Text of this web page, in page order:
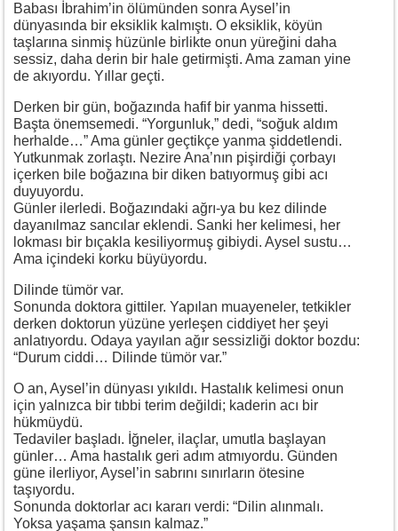
Babası İbrahim’in ölümünden sonra Aysel’in
dünyasında bir eksiklik kalmıştı. O eksiklik, köyün
taşlarına sinmiş hüzünle birlikte onun yüreğini daha
sessiz, daha derin bir hale getirmişti. Ama zaman yine
de akıyordu. Yıllar geçti.
Derken bir gün, boğazında hafif bir yanma hissetti.
Başta önemsemedi. “Yorgunluk,” dedi, “soğuk aldım
herhalde…” Ama günler geçtikçe yanma şiddetlendi.
Yutkunmak zorlaştı. Nezire Ana’nın pişirdiği çorbayı
içerken bile boğazına bir diken batıyormuş gibi acı
duyuyordu.
Günler ilerledi. Boğazındaki ağrı-ya bu kez dilinde
dayanılmaz sancılar eklendi. Sanki her kelimesi, her
lokması bir bıçakla kesiliyormuş gibiydi. Aysel sustu…
Ama içindeki korku büyüyordu.
Dilinde tümör var.
Sonunda doktora gittiler. Yapılan muayeneler, tetkikler
derken doktorun yüzüne yerleşen ciddiyet her şeyi
anlatıyordu. Odaya yayılan ağır sessizliği doktor bozdu:
“Durum ciddi… Dilinde tümör var.”
O an, Aysel’in dünyası yıkıldı. Hastalık kelimesi onun
için yalnızca bir tıbbi terim değildi; kaderin acı bir
hükmüydü.
Tedaviler başladı. İğneler, ilaçlar, umutla başlayan
günler… Ama hastalık geri adım atmıyordu. Günden
güne ilerliyor, Aysel’in sabrını sınırların ötesine
taşıyordu.
Sonunda doktorlar acı kararı verdi: “Dilin alınmalı.
Yoksa yaşama şansın kalmaz.”